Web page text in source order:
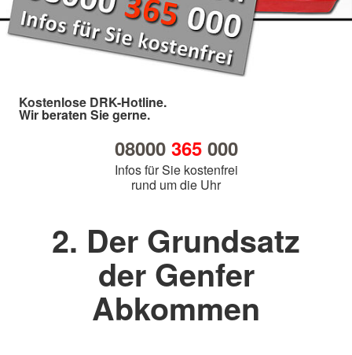
Kostenlose DRK-Hotline.
Wir beraten Sie gerne.
08000 365000
Infos für Sie kostenfrei
rund um die Uhr
2. Der Grundsatz
der Genfer
Abkommen